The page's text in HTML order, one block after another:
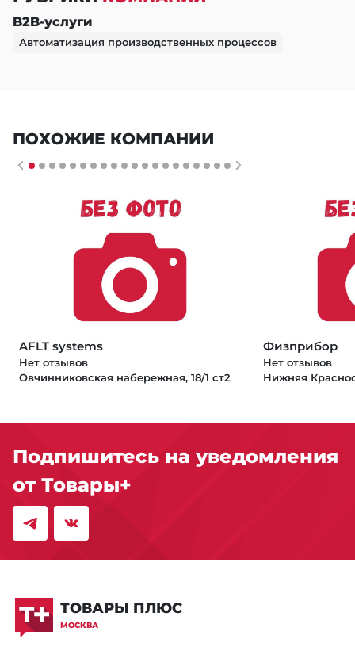
B2B-услуги
Автоматизация производственных процессов
ПОХОЖИЕ КОМПАНИИ
AFLT systems
Нет отзывов
Овчинниковская набережная, 18/1 ст2
Физприбор
Нет отзывов
Подпишитесь на уведомления
от Товары+
ТОВАРЫ ПЛЮС
МОСКВА